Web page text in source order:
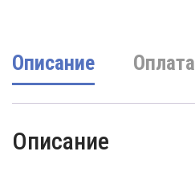
Описание Оплата
Описание